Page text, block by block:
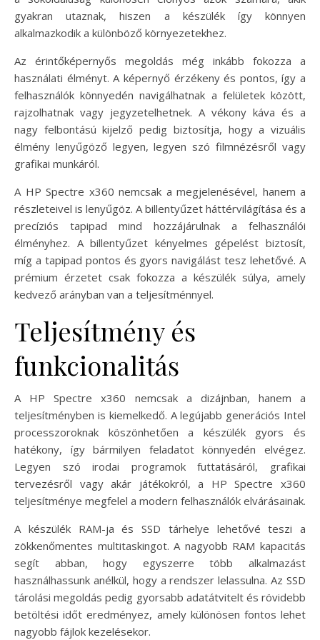
gyakran utaznak, hiszen a készülék így könnyen
alkalmazkodik a különböző környezetekhez.
Az érintőképernyős megoldás még inkább fokozza a
használati élményt. A képernyő érzékeny és pontos, így a
felhasználók könnyedén navigálhatnak a felületek között,
rajzolhatnak vagy jegyzetelhetnek. A vékony káva és a
nagy felbontású kijelző pedig biztosítja, hogy a vizuális
élmény lenyűgöző legyen, legyen szó filmnézésről vagy
grafikai munkáról.
A HP Spectre x360 nemcsak a megjelenésével, hanem a
részleteivel is lenyűgöz. A billentyűzet háttérvilágítása és a
precíziós tapipad mind hozzájárulnak a felhasználói
élményhez. A billentyűzet kényelmes gépelést biztosít,
míg a tapipad pontos és gyors navigálást tesz lehetővé. A
prémium érzetet csak fokozza a készülék súlya, amely
kedvező arányban van a teljesítménnyel.
Teljesítmény és
funkcionalitás
A HP Spectre x360 nemcsak a dizájnban, hanem a
teljesítményben is kiemelkedő. A legújabb generációs Intel
processzoroknak köszönhetően a készülék gyors és
hatékony, így bármilyen feladatot könnyedén elvégez.
Legyen szó irodai programok futtatásáról, grafikai
tervezésről vagy akár játékokról, a HP Spectre x360
teljesítménye megfelel a modern felhasználók elvárásainak.
A készülék RAM-ja és SSD tárhelye lehetővé teszi a
zökkenőmentes multitaskingot. A nagyobb RAM kapacitás
segít abban, hogy egyszerre több alkalmazást
használhassunk anélkül, hogy a rendszer lelassulna. Az SSD
tárolási megoldás pedig gyorsabb adatátvitelt és rövidebb
betöltési időt eredményez, amely különösen fontos lehet
nagyobb fájlok kezelésekor.